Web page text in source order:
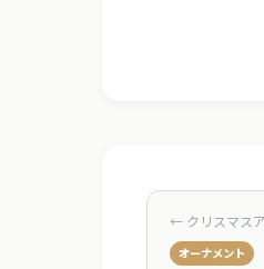
← クリスマス
オーナメント